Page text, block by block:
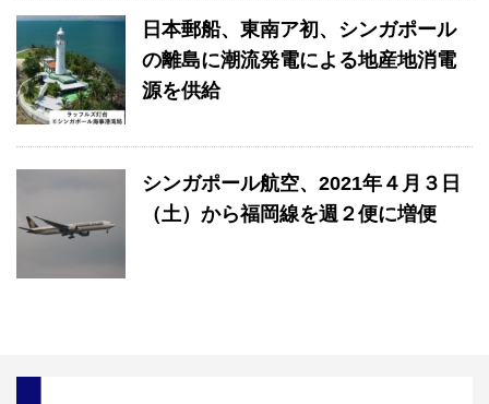
日本郵船、東南ア初、シンガポール
の離島に潮流発電による地産地消電
源を供給
シンガポール航空、2021年４月３日
（土）から福岡線を週２便に増便